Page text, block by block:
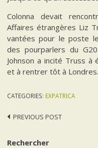
Colonna devait
Affaires étrangères Liz
vantées pour le poste
des pourparlers du
Johnson a incité Truss
et à rentrer tôt à Londres.
CATEGORIES: EXPATRICA
Post
PREVIOUS POST
Rechercher